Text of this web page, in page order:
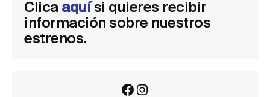
Clica aquísi quieres recibir
información sobre nuestros
estrenos.
Facebook
Instagram